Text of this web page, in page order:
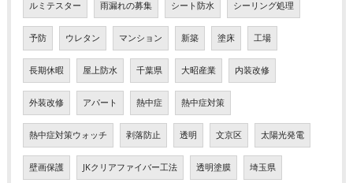
ルミテスター 雨漏れの募集 シート防水 シーリング処理
予防 ウレタン マンション 新築 塗床 工場
長期休暇 屋上防水 千葉県 大昭産業 内装改修
外装改修 アパート 熱中症 熱中症対策
熱中症対策ウォッチ 剥落防止 透明 文京区 太陽光発電
壁画保護 JKクリアファイバー工法 透明塗膜 埼玉県